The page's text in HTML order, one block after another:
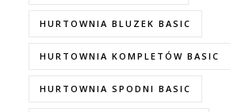
HURTOWNIA BLUZEK BASIC
HURTOWNIA KOMPLETÓW BASIC
HURTOWNIA SPODNI BASIC